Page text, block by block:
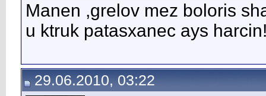
Manen ,grelov mez boloris
u ktruk patasxanec ays
29.06.2010, 03:22